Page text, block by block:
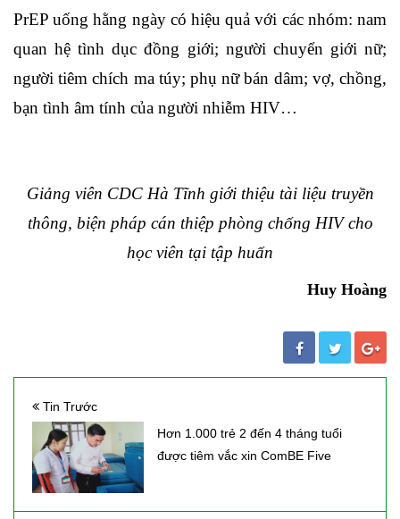
PrEP uống hằng ngày có hiệu quả với các nhóm: nam
quan hệ tình dục đồng giới; người chuyển giới nữ;
người tiêm chích ma túy; phụ nữ bán dâm; vợ, chồng,
bạn tình âm tính của người nhiễm HIV…
Giảng viên CDC Hà Tĩnh giới thiệu tài liệu truyền
thông, biện pháp cán thiệp phòng chống HIV cho
học viên tại tập huấn
Huy Hoàng
Tin Trước
Hơn 1.000 trẻ 2 đến 4 tháng tuổi
được tiêm vắc xin ComBE Five